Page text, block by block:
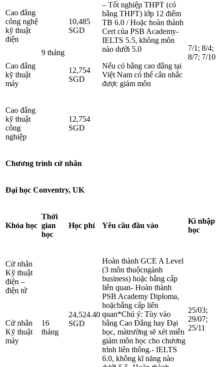
9 tháng
– Tốt nghiệp THPT (có
bằng THPT) lớp 12 điểm
TB 6.0 / Hoặc hoàn thành
Cert của PSB Academy-
IELTS 5.5, không môn
nào dưới 5.0
Nếu có bằng cao đẳng tại
Việt Nam có thể cân nhắc
được giảm môn
7/1; 8/4;
8/7; 7/10
Cao đẳng
công nghệ
kỹ thuật
điện
10,485
SGD
Cao đẳng
kỹ thuật
máy
12,754
SGD
Cao đẳng
kỹ thuật
công
nghiệp
12,754
SGD
Chương trình cử nhân
Đại học Conventry, UK
Khóa học
Thời
gian
học
Học phí Yêu cầu đầu vào
Kì nhập
học
Cử nhân
Kỹ thuật
điện –
điện tử
16
tháng
24,524.40
SGD
Hoàn thành GCE A Level
(3 môn thuộcngành
business) hoặc bằng cấp
liên quan- Hoàn thành
PSB Academy Diploma,
hoặcbằng cấp liên
quan*Chú ý: Tùy vào
bằng Cao Đẳng hay Đại
học, màtrường sẽ xét miễn
giảm môn học cho chương
trình liên thông.- IELTS
6.0, không kĩ năng nào
25/03;
29/07;
25/11
Cử nhân
Kỹ thuật
máy